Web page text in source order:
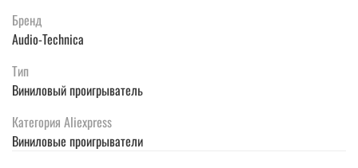
Бренд
Audio-Technica
Тип
Виниловый проигрыватель
Категория Aliexpress
Виниловые проигрыватели